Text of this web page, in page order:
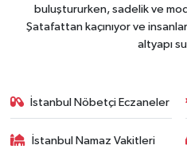
buluştururken, sadelik ve
Şatafattan kaçınıyor ve
altyapı
İstanbul Nöbetçi Eczaneler
İstanbul Namaz Vakitleri